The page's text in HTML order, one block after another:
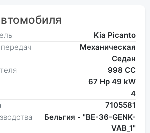
Kia Picanto
Механическая
Седан
998 CC
67 Hp 49 kW
4
7105581
Бельгия - "BE-36-GENK-
VAB_1"